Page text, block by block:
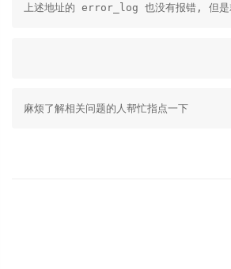
上述地址的 error_log 也没有报错, 但
麻烦了解相关问题的人帮忙指点一下